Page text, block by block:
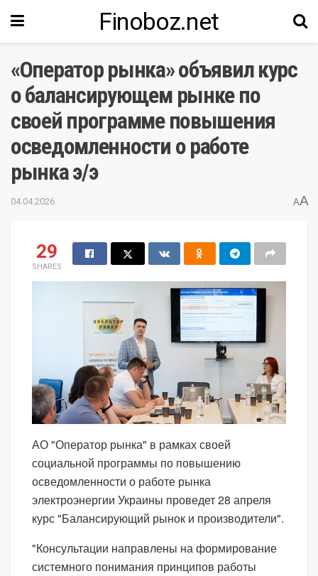
Finoboz.net
«Оператор рынка» объявил курс
о балансирующем рынке по
своей программе повышения
осведомленности о работе
рынка э/э
04.04.2026 AA
29
SHARES
АО "Оператор рынка" в рамках своей
социальной программы по повышению
осведомленности о работе рынка
электроэнергии Украины проведет 28 апреля
курс "Балансирующий рынок и производители".
"Консультации направлены на формирование
системного понимания принципов работы